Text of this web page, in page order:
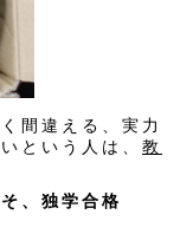
間違える、実力
という人は、 教
、独学合格